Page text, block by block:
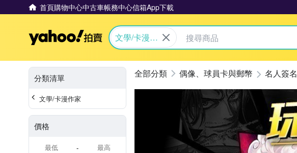
首頁購物中心中古車帳務中心信箱App下載
Yahoo拍賣
文學/卡漫作
分類清單
文學/卡漫作家
價格
-
偶像、球員卡與郵幣 名人簽名